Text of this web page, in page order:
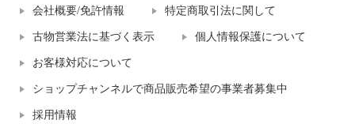
会社概要/免許情報 特定商取引法に関して
古物営業法に基づく表示 個人情報保護について
お客様対応について
ショップチャンネルで商品販売希望の事業者募集中
採用情報